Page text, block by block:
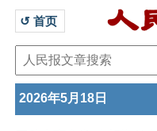
↺ 首页
2026年5月18日